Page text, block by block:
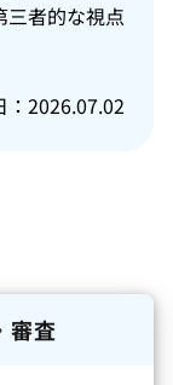
三者的な視点
：2026.07.02
審査